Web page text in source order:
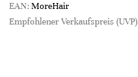
EAN: MoreHair
Empfohlener Verkaufspreis